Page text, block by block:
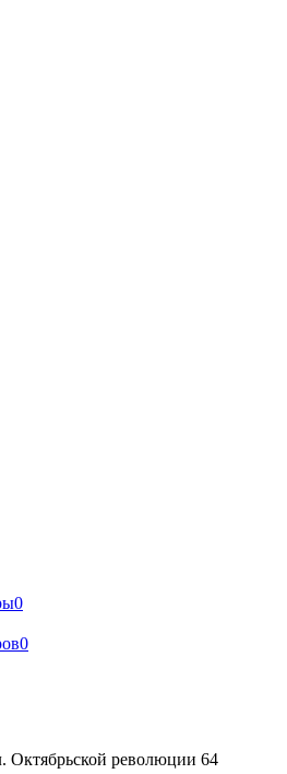
0
0
Октябрьской революции 64